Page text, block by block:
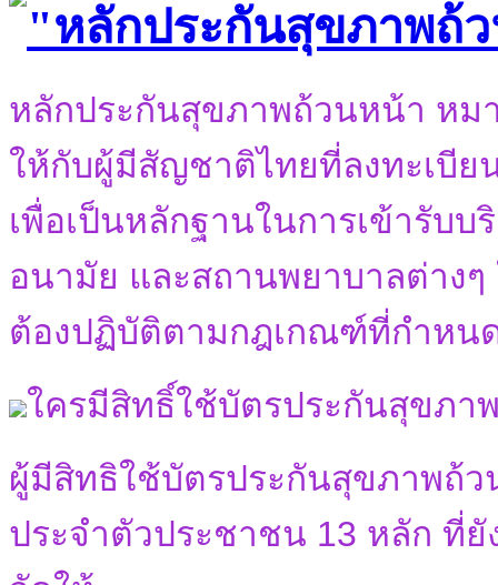
"หลักประกันสุขภาพถ้
หลักประกันสุขภาพถ้วนหน้า หม
ให้กับผู้มีสัญชาติไทยที่ลงทะเบี
เพื่อเป็นหลักฐานในการเข้ารับ
อนามัย และสถานพยาบาลต่าง
ต้องปฏิบัติตามกฎเกณฑ์ที่กำหน
ใครมีสิทธิ์ใช้บัตรประกันสุขภา
ผู้มีสิทธิใช้บัตรประกันสุขภาพถ้
ประจำตัวประชาชน 13 หลัก ที่